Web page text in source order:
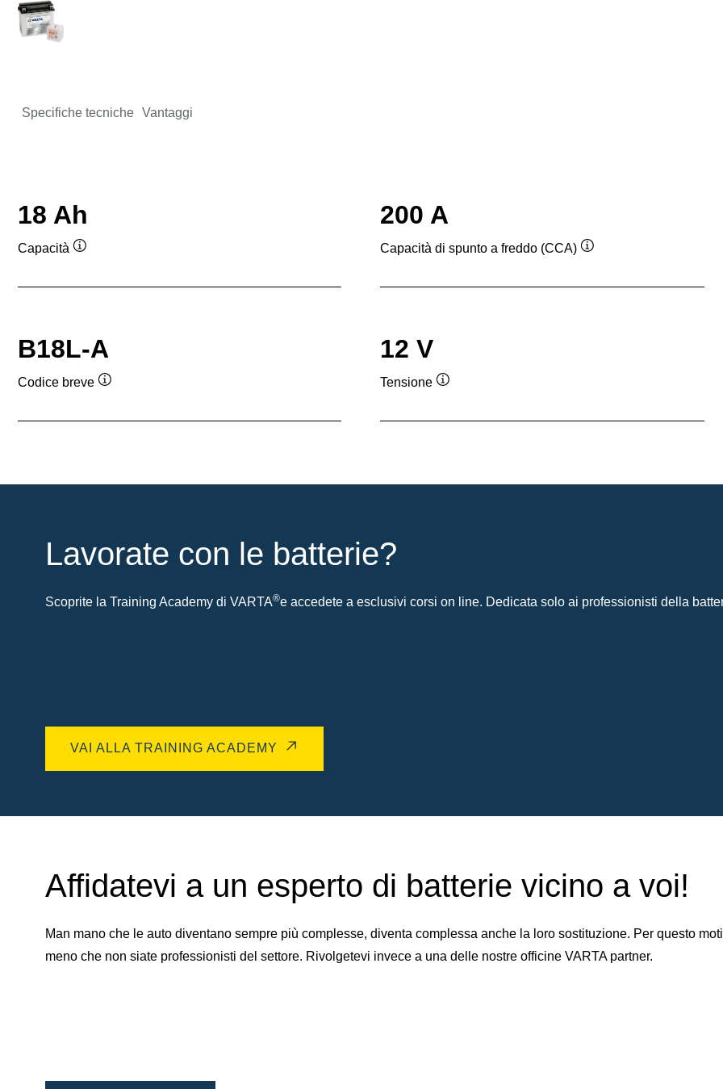
Specifiche tecniche Vantaggi
18 Ah
Capacità
200 A
Capacità di spunto a freddo (CCA)
B18L-A
Codice breve
12 V
Tensione
Lavorate con le batterie?
Scoprite la Training Academy di VARTA®e accedete a esclusivi corsi on line. Dedicata solo ai professionisti della
VAI ALLA TRAINING ACADEMY
Affidatevi a un esperto di batterie vicino a voi!
Man mano che le auto diventano sempre più complesse, diventa complessa anche la loro sostituzione. Per questo
meno che non siate professionisti del settore. Rivolgetevi invece a una delle nostre officine VARTA partner.